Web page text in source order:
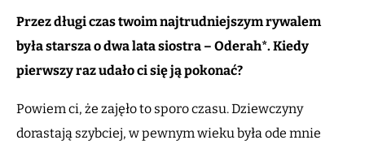
Przez długi czas twoim najtrudniejszym rywalem
była starsza o dwa lata siostra – Oderah*. Kiedy
pierwszy raz udało ci się ją pokonać?
Powiem ci, że zajęło to sporo czasu. Dziewczyny
dorastają szybciej, w pewnym wieku była ode mnie